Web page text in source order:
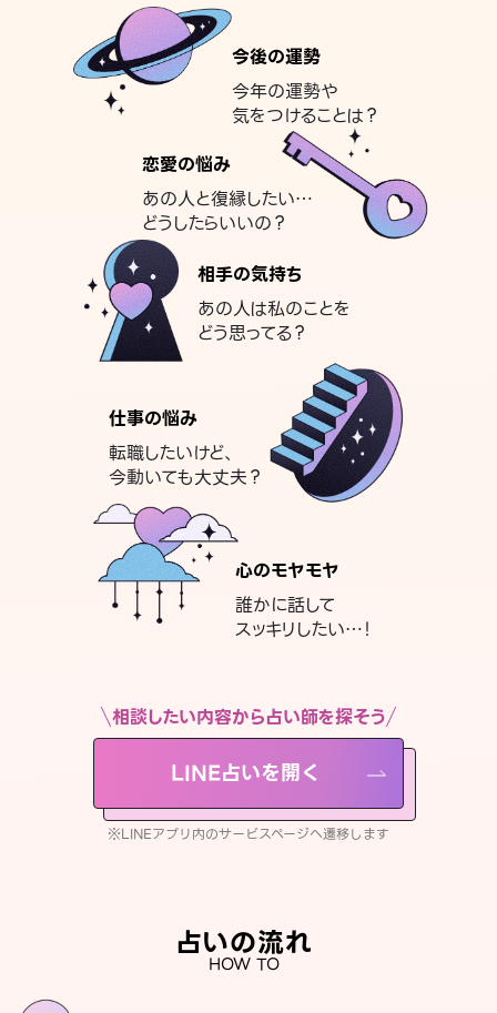
今後の運勢
今年の運勢や
気をつけることは？
恋愛の悩み
あの人と復縁したい…
どうしたらいいの？
相手の気持ち
あの人は私のことを
どう思ってる？
仕事の悩み
転職したいけど、
今動いても大丈夫？
心のモヤモヤ
誰かに話して
スッキリしたい…！
相談したい内容から占い師を探そう
LINE占いを開く
※LINEアプリ内のサービスページへ遷移します
占いの流れ
HOW TO